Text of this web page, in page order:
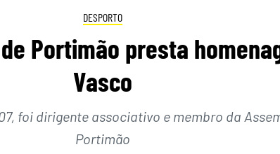
DESPORTO
Portimão presta
Vasco
foi dirigente associativo e membro da
Portimão